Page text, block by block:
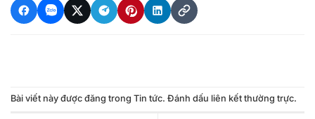
Bài viết này được đăng trong Tin tức. Đánh dấu liên kết thường trực.